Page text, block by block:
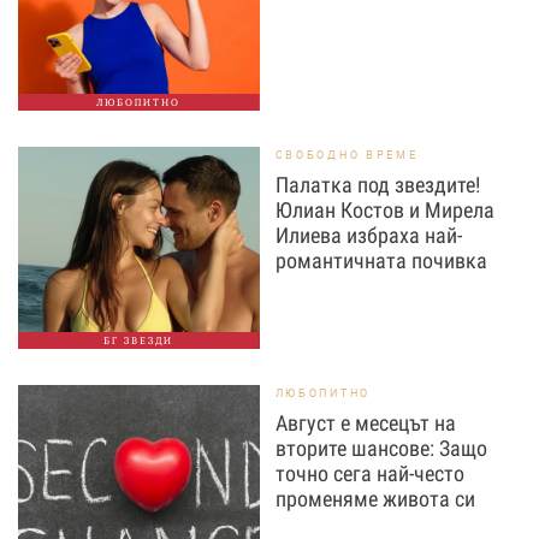
ЛЮБОПИТНО
БГ ЗВЕЗДИ
СВОБОДНО ВРЕМЕ
Палатка под звездите!
Юлиан Костов и Мирела
Илиева избраха най-
романтичната почивка
ЛЮБОПИТНО
Август е месецът на
вторите шансове: Защо
точно сега най-често
променяме живота си